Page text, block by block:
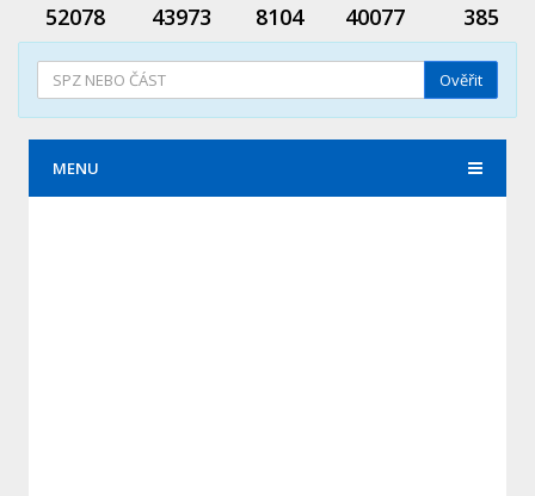
52078 43973 8104 40077 385
Ověřit
MENU